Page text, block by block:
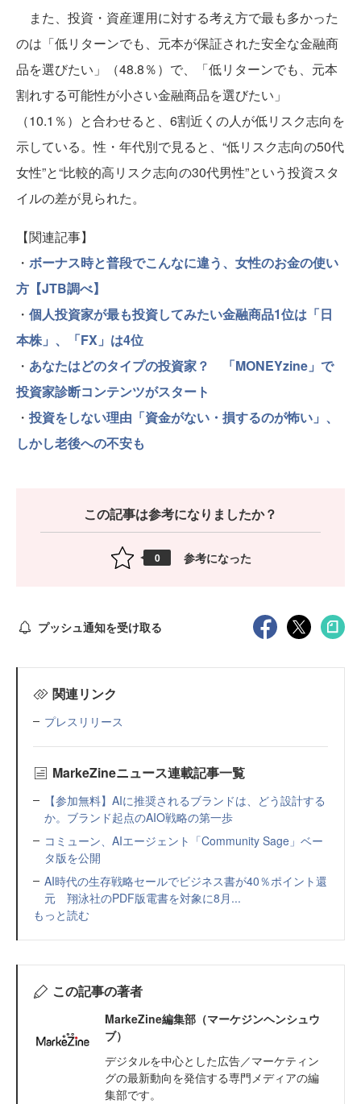
また、投資・資産運用に対する考え方で最も多かった
のは「低リターンでも、元本が保証された安全な金融商
品を選びたい」（48.8％）で、「低リターンでも、元本
割れする可能性が小さい金融商品を選びたい」
（10.1％）と合わせると、6割近くの人が低リスク志向を
示している。性・年代別で見ると、“低リスク志向の50代
女性”と“比較的高リスク志向の30代男性”という投資スタ
イルの差が見られた。
【関連記事】
・ ボーナス時と普段でこんなに違う、女性のお金の使い
方【JTB調べ】
・ 個人投資家が最も投資してみたい金融商品1位は「日
本株」、「FX」は4位
・ あなたはどのタイプの投資家？ 「MONEYzine」で
投資家診断コンテンツがスタート
・ 投資をしない理由「資金がない・損するのが怖い」、
しかし老後への不安も
この記事は参考になりましたか？
0 参考になった
プッシュ通知を受け取る
関連リンク
プレスリリース
MarkeZineニュース連載記事一覧
【参加無料】AIに推奨されるブランドは、どう設計する
か。ブランド起点のAIO戦略の第一歩
コミューン、AIエージェント「Community Sage」ベー
タ版を公開
AI時代の生存戦略セールでビジネス書が40％ポイント還
元 翔泳社のPDF版電書を対象に8月...
もっと読む
この記事の著者
MarkeZine編集部（マーケジンヘンシュウ
ブ）
デジタルを中心とした広告／マーケティン
グの最新動向を発信する専門メディアの編
集部です。